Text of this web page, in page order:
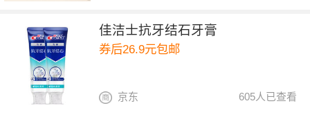
佳洁士抗牙结石牙膏
券后26.9元包邮
605人已查看
京东